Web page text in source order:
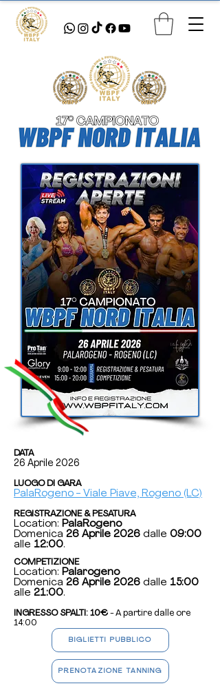
DATA
26 Aprile 2026
LUOGO DI GARA
PalaRogeno - Viale Piave, Rogeno (LC)
REGISTRAZIONE & PESATURA
Location: PalaRogeno
Domenica 26 Aprile 2026 dalle 09:00
alle 12:00.
COMPETIZIONE
Location: Palarogeno
Domenica 26 Aprile 2026 dalle 15:00
alle 21:00.
INGRESSO SPALTI: 10€ - A partire dalle ore
14:00
BIGLIETTI PUBBLICO
PRENOTAZIONE TANNING